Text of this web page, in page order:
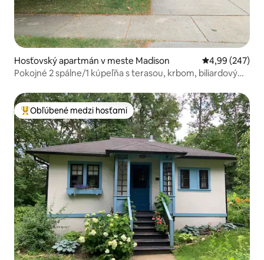
Hosťovský apartmán v meste Madison Priemerné
4,99 (247)
Pokojné 2 spálne/1 kúpeľňa s terasou, krbom, biliardovým
Najobľúbenejšie medzi hosťami
Obľúbené medzi hosťami